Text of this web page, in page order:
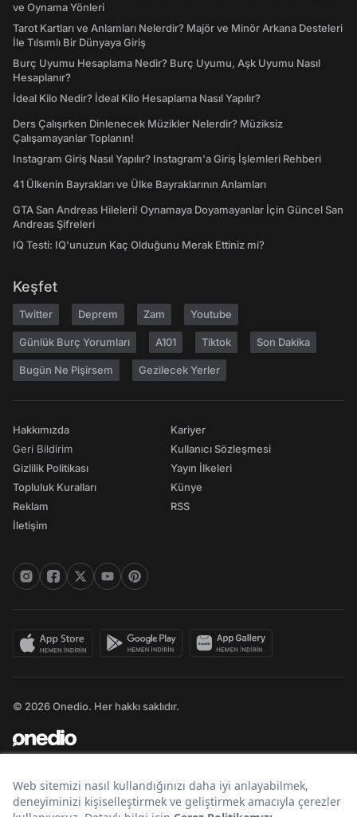
ve Oynama Yönleri
Tarot Kartları ve Anlamları Nelerdir? Majör ve Minör Arkana Desteleri
İle Tılsımlı Bir Dünyaya Giriş
Burç Uyumu Hesaplama Nedir? Burç Uyumu, Aşk Uyumu Nasıl
Hesaplanır?
İdeal Kilo Nedir? İdeal Kilo Hesaplama Nasıl Yapılır?
Ders Çalışırken Dinlenecek Müzikler Nelerdir? Müziksiz
Çalışamayanlar Toplanın!
Instagram Giriş Nasıl Yapılır? Instagram'a Giriş İşlemleri Rehberi
41 Ülkenin Bayrakları ve Ülke Bayraklarının Anlamları
GTA San Andreas Hileleri! Oynamaya Doyamayanlar İçin Güncel San
Andreas Şifreleri
IQ Testi: IQ'unuzun Kaç Olduğunu Merak Ettiniz mi?
Keşfet
Twitter Deprem Zam Youtube
Günlük Burç Yorumları A101 Tiktok Son Dakika
Bugün Ne Pişirsem Gezilecek Yerler
Hakkımızda
Geri Bildirim
Gizlilik Politikası
Topluluk Kuralları
Reklam
İletişim
Kariyer
Kullanıcı Sözleşmesi
Yayın İlkeleri
Künye
RSS
© 2026 Onedio. Her hakkı saklıdır.
Bir markasıdır.